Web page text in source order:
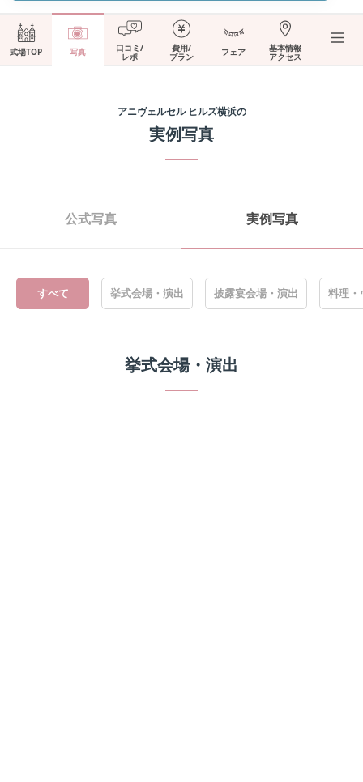
式場TOP 写真 口コミ/
レポ
費用/
プラン フェア 基本情報
アクセス
アニヴェルセル ヒルズ横浜の
実例写真
公式写真 実例写真
すべて 挙式会場・演出 披露宴会場・演出 料理・
挙式会場・演出